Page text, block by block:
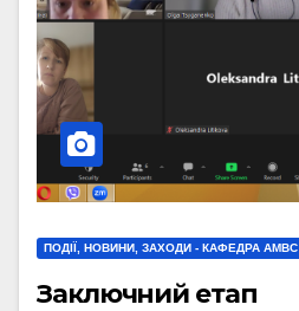
ПОДІЇ, НОВИНИ, ЗАХОДИ - КАФЕДРА АМВС
Заключний етап